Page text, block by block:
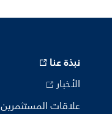
نبذة عنا
الأخبار
علاقات المستثمرين